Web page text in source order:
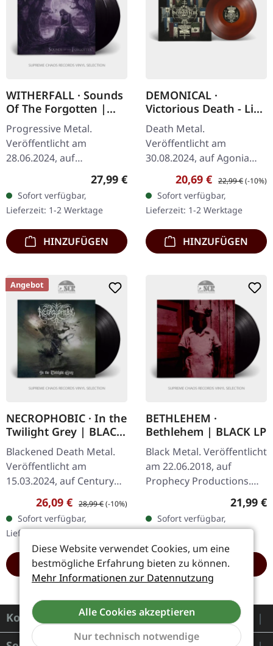
WITHERFALL · Sounds
Of The Forgotten |
BLACK 2LP
Progressive Metal.
Veröffentlicht am
28.06.2024, auf
Deathwave Records.
Schwarzes Doppel-Vinyl
im Gatefold-Cover.
Witherfall haben sich mit
"Sounds…
Regulärer Preis:
27,99 €
Sofort verfügbar,
Lieferzeit: 1-2 Werktage
HINZUFÜGEN
DEMONICAL ·
Victorious Death - Live
in Latin America | RED
SMOKE LP
Death Metal.
Veröffentlicht am
30.08.2024, auf Agonia
Records. "Red Smoke"
Vinyl. Limitiert auf 100
Exemplare. Die
schwedischen Death
Metal Titanen…
Verkaufspreis:
20,69 € Regulärer Preis:
22,99 €(-10%)
Sofort verfügbar,
Lieferzeit: 1-2 Werktage
HINZUFÜGEN
Angebot
NECROPHOBIC · In the
Twilight Grey | BLACK
LP
Blackened Death Metal.
Veröffentlicht am
15.03.2024, auf Century
Media Records.
Schwarzes Vinyl im
Gatefold-Cover. "In The
Twilight Grey" ist ein…
Verkaufspreis:
26,09 € Regulärer Preis:
28,99 €(-10%)
Sofort verfügbar,
Lieferzeit: 1-2 Werktage
HINZUFÜGEN
BETHLEHEM ·
Bethlehem | BLACK LP
Black Metal. Veröffentlicht
am 22.06.2018, auf
Prophecy Productions.
Schwarzes Vinyl im
Selbstbetitelte Alben
21,99 €
Sofort verfügbar,
Lieferzeit: 1-2 Werktage
HINZUFÜGEN
Kontakt
Diese Website verwendet Cookies, um eine
bestmögliche Erfahrung bieten zu können.
Mehr Informationen zur Datennutzung
Alle Cookies akzeptieren
Nur technisch notwendige